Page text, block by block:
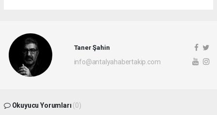
Taner Şahin
info@antalyahabertakip.com
Okuyucu Yorumları (0)